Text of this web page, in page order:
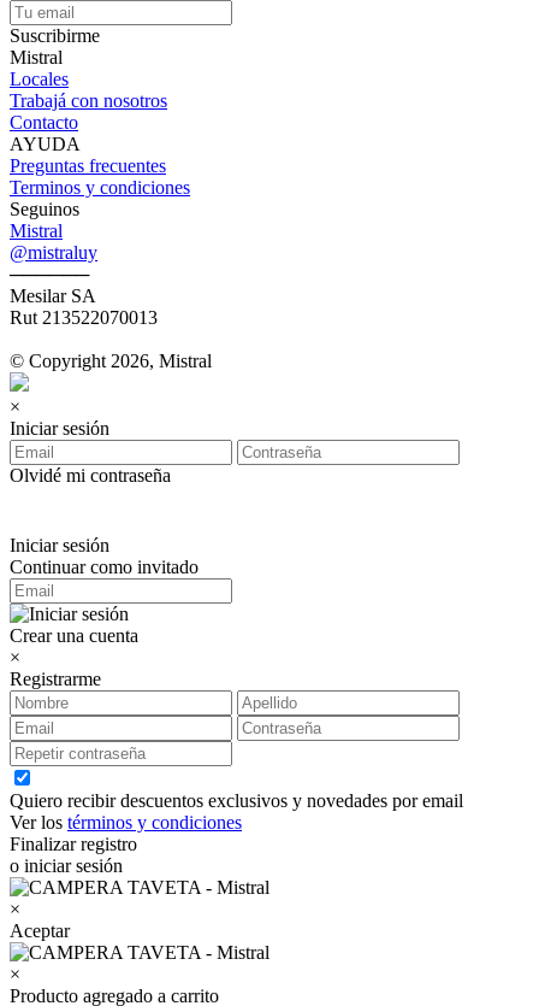
Suscribirme
Mistral
Locales
Trabajá con nosotros
Contacto
AYUDA
Preguntas frecuentes
Terminos y condiciones
Seguinos
Mistral
@mistraluy
──────
Mesilar SA
Rut 213522070013
© Copyright 2026, Mistral
×
Iniciar sesión
Olvidé mi contraseña
Iniciar sesión
Continuar como invitado
Crear una cuenta
×
Registrarme
Quiero recibir descuentos exclusivos y novedades por email
Ver los términos y condiciones
Finalizar registro
o iniciar sesión
×
Aceptar
×
Producto agregado a carrito